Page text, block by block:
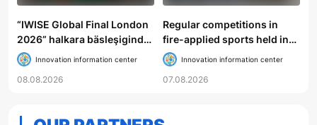
“IWISE Global Final London
2026” halkara bäsleşiginde
Türkmenistanyň mekdep
okuwçylary uly üstünlik
gazandylar
Innovation information center
08.08.2026
Regular competitions in
fire-applied sports held in
GokdereInnovation information center
07.08.2026